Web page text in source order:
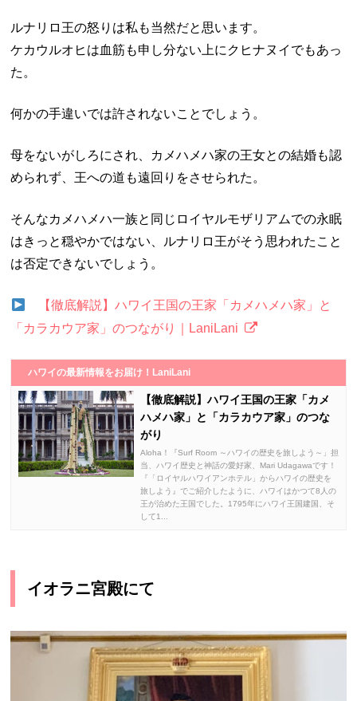
ルナリロ王の怒りは私も当然だと思います。
ケカウルオヒは血筋も申し分ない上にクヒナヌイでもあっ
た。
何かの手違いでは許されないことでしょう。
母をないがしろにされ、カメハメハ家の王女との結婚も認
められず、王への道も遠回りをさせられた。
そんなカメハメハ一族と同じロイヤルモザリアムでの永眠
はきっと穏やかではない、ルナリロ王がそう思われたこと
は否定できないでしょう。
【徹底解説】ハワイ王国の王家「カメハメハ家」と
「カラカウア家」のつながり｜LaniLani
ハワイの最新情報をお届け！LaniLani
【徹底解説】ハワイ王国の王家「カメ
ハメハ家」と「カラカウア家」のつな
がり
Aloha！『Surf Room ～ハワイの歴史を旅しよう～」担
当、ハワイ歴史と神話の愛好家、Mari Udagawaです！
『「ロイヤルハワイアンホテル」からハワイの歴史を
旅しよう』でご紹介したように、ハワイはかつて8人の
王が治めた王国でした。1795年にハワイ王国建国、そ
して1...
イオラニ宮殿にて